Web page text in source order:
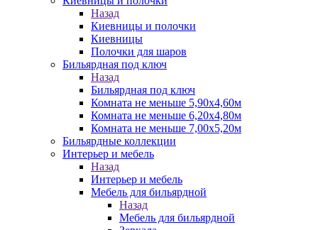
Назад
Киевницы и полочки
Киевницы
Полочки для шаров
Бильярдная под ключ
Назад
Бильярдная под ключ
Комната не меньше 5,90х4,60м
Комната не меньше 6,20х4,80м
Комната не меньше 7,00х5,20м
Бильярдные коллекции
Интерьер и мебель
Назад
Интерьер и мебель
Мебель для бильярдной
Назад
Мебель для бильярдной